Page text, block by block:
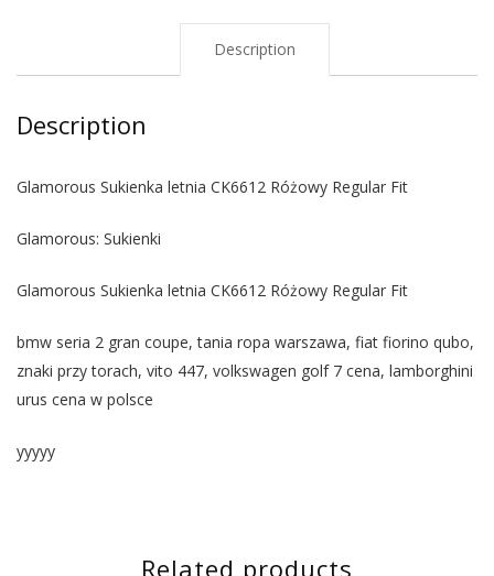
Description
Description
Glamorous Sukienka letnia CK6612 Różowy Regular Fit
Glamorous: Sukienki
Glamorous Sukienka letnia CK6612 Różowy Regular Fit
bmw seria 2 gran coupe, tania ropa warszawa, fiat fiorino qubo,
znaki przy torach, vito 447, volkswagen golf 7 cena, lamborghini
urus cena w polsce
yyyyy
Related products